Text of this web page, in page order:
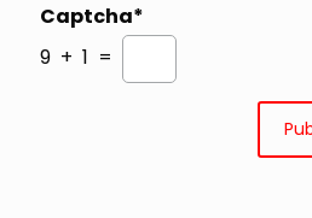
Captcha*
9 + 1 =